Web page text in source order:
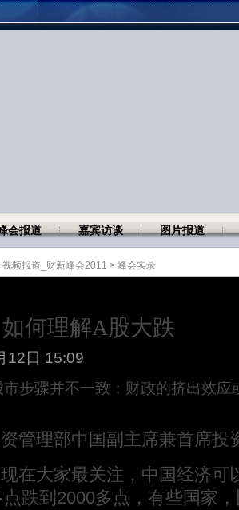
会报道 嘉宾访谈 图片报道
视频报道_财新峰会2011 > 峰会实录
何理解A股大跌
12日 15:09
步骤并不一致；财政的挤出效应
管理部中国副主席兼首席投
大家最关注，中国经济可
跌到2000多点，有些国家